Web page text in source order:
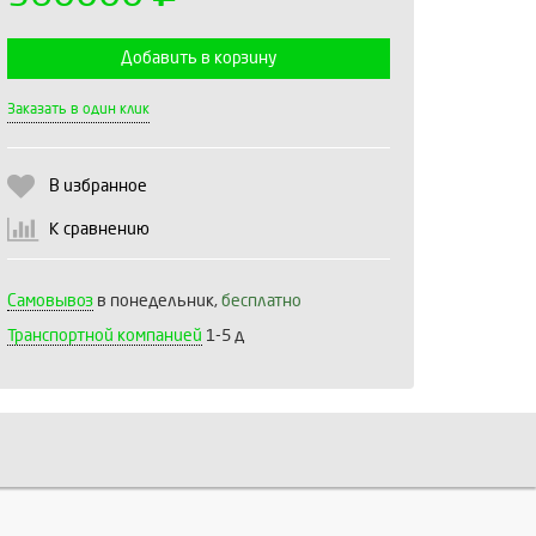
Добавить в корзину
Заказать в один клик
В избранное
К сравнению
Самовывоз в понедельник, бесплатно
Транспортной компанией 1-5 д